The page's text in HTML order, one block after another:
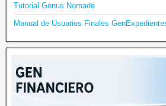
Tutorial Genus Nomade
Manual de Usuarios Finales